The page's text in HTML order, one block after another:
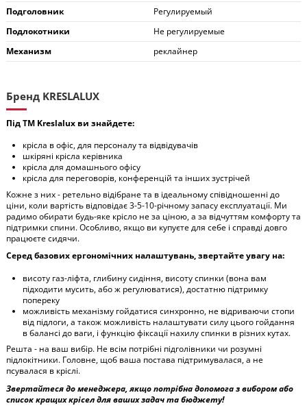
Подголовник
Регулируемый
Подлокотники
Не регулируемые
Механизм
реклайнер
Бренд KRESLALUX
Під ТМ Kreslalux ви знайдете:
крісла в офіс, для персоналу та відвідувачів
шкіряні крісла керівника
крісла для домашнього офісу
крісла для переговорів, конференцій та інших зустрічей
Кожне з них - ретельно відібране та в ідеальному співідношенні до
ціни, коли вартість відповідає 3-5-10-річному запасу експлуатації. Ми
радимо обирати будь-яке крісло не за ціною, а за відчуттям комфорту та
підтримки спини. Особливо, якщо ви купуєте для себе і справді довго
працюєте сидячи.
Серед базових ергономічних налаштувань, звертайте увагу на:
висоту газ-ліфта, глибину сидіння, висоту спинки (вона вам
підходити мусить, або ж регулюватися), достатню підтримку
попереку
можливість механізму гойдатися синхронно, не відриваючи стопи
від підлоги, а також можливість налаштувати силу цього гойдання
в балансі до ваги, і функцію фіксації нахилу спинки в різних кутах.
Решта - на ваш вибір. Не всім потрібні підголівники чи розумні
підлокітники. Головне, щоб ваша постава підтримувалася, а не
псувалася в кріслі.
Звертайтеся до менеджера, якщо потрібна допомога з вибором або
список кращих крісел для ваших задач та бюджету!